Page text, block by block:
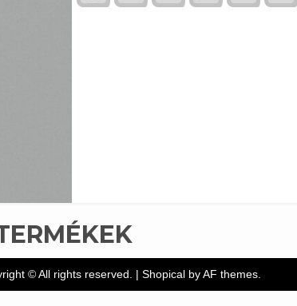
© All rights reserved. | Shopicalby AF themes.